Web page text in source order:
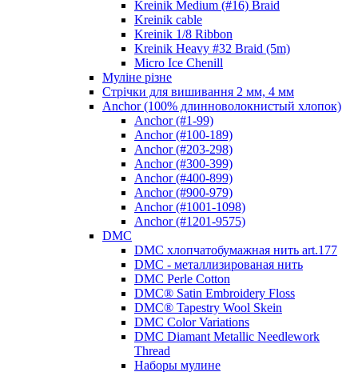
Kreinik Medium (#16) Braid
Kreinik cable
Kreinik 1/8 Ribbon
Kreinik Heavy #32 Braid (5m)
Micro Ice Chenill
Муліне різне
Стрічки для вишивання 2 мм, 4 мм
Anchor (100% длинноволокнистый хлопок)
Anchor (#1-99)
Anchor (#100-189)
Anchor (#203-298)
Anchor (#300-399)
Anchor (#400-899)
Anchor (#900-979)
Anchor (#1001-1098)
Anchor (#1201-9575)
DMC
DMC хлопчатобумажная нить art.177
DMC - металлизированая нить
DMC Perle Cotton
DMC® Satin Embroidery Floss
DMC® Tapestry Wool Skein
DMC Color Variations
DMC Diamant Metallic Needlework
Thread
Наборы мулине